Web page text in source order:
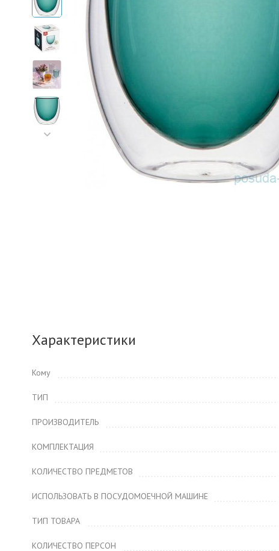
Характеристики
Кому
ТИП
ПРОИЗВОДИТЕЛЬ
КОМПЛЕКТАЦИЯ
КОЛИЧЕСТВО ПРЕДМЕТОВ
ИСПОЛЬЗОВАТЬ В ПОСУДОМОЕЧНОЙ МАШИНЕ
ТИП ТОВАРА
КОЛИЧЕСТВО ПЕРСОН